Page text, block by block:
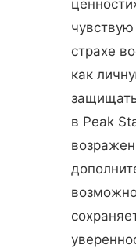
страхе
как
в Peak